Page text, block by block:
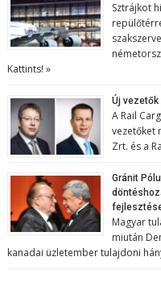
Sztrájkot
Kattints! »
Új vezetők
A Rail
vezetőket
Zrt. és a
Gránit
Magyar
miután
kanadai üzletember tulajdoni